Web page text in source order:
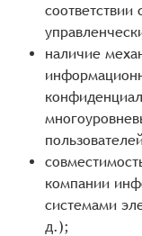
наличие
компании
системами
д.);